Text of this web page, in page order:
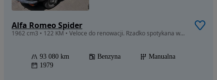
Alfa Romeo Spider
1962 cm3 • 122 KM • Veloce do renowacji. Rzadko spotykana wersja
93 080 km Benzyna
Manualna
1979